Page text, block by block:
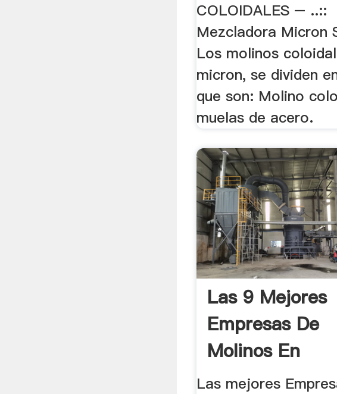
COLOIDALES – ..::
Mezcladora Micron
Los molinos
micron, se dividen
que son: Molino
muelas de acero.
Las 9 Mejores
Empresas De
Molinos En
Monterrey
Las mejores